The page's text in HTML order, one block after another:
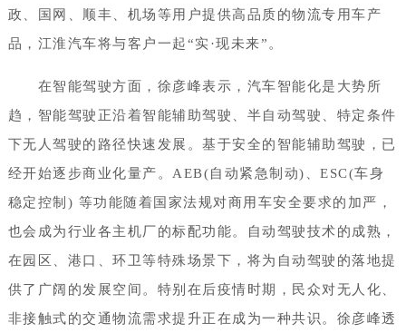
政、国网、顺丰、机场等用户提供高品质的物流专用车产
品，江淮汽车将与客户一起“实·现未来”。
在智能驾驶方面，徐彦峰表示，汽车智能化是大势所
趋，智能驾驶正沿着智能辅助驾驶、半自动驾驶、特定条件
下无人驾驶的路径快速发展。基于安全的智能辅助驾驶，已
经开始逐步商业化量产。AEB(自动紧急制动)、ESC(车身
稳定控制) 等功能随着国家法规对商用车安全要求的加严，
也会成为行业各主机厂的标配功能。自动驾驶技术的成熟，
在园区、港口、环卫等特殊场景下，将为自动驾驶的落地提
供了广阔的发展空间。特别在后疫情时期，民众对无人化、
非接触式的交通物流需求提升正在成为一种共识。徐彦峰透